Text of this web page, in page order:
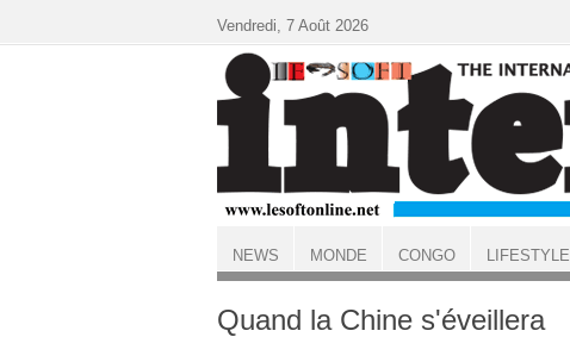
ACCUEIL
Quand la Chine s'éveillera
Vendredi, 7 Août 2026
NEWS MONDE CONGO LIFESTYLE